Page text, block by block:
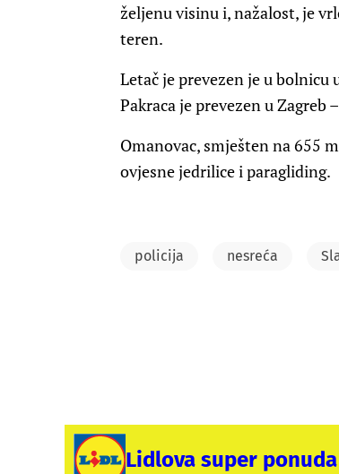
željenu visinu i, nažalost, je
teren.
Letač je prevezen je u bolnicu
Pakraca je prevezen u Zagreb
Omanovac, smješten na 655
ovjesne jedrilice i paragliding.
policija nesreća
Lidlova super ponuda